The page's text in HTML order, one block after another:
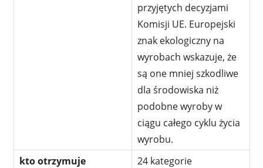
przyjętych decyzjami
Komisji UE. Europejski
znak ekologiczny na
wyrobach wskazuje, że
są one mniej szkodliwe
dla środowiska niż
podobne wyroby w
ciągu całego cyklu życia
wyrobu.
kto otrzymuje
24 kategorie